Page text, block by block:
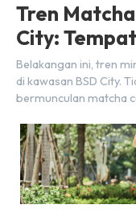
Tren
City:
Estetik
Belakangan ini, tren
di kawasan BSD City.
bermunculan matcha
nyaman, baik untuk
sekadar bersantai
baiknya, deretan kafe
strategis yang sangat